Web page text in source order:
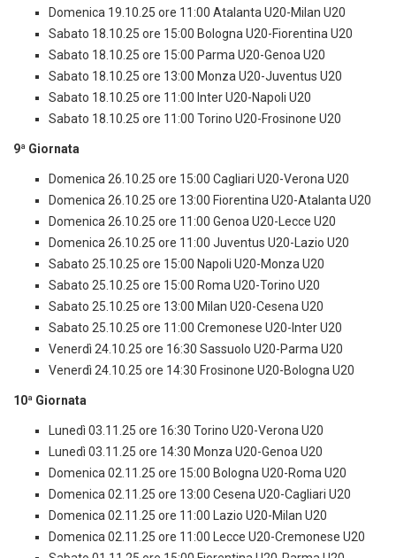
Domenica 19.10.25 ore 11:00 Atalanta U20-Milan U20
Sabato 18.10.25 ore 15:00 Bologna U20-Fiorentina U20
Sabato 18.10.25 ore 15:00 Parma U20-Genoa U20
Sabato 18.10.25 ore 13:00 Monza U20-Juventus U20
Sabato 18.10.25 ore 11:00 Inter U20-Napoli U20
Sabato 18.10.25 ore 11:00 Torino U20-Frosinone U20
9ª Giornata
Domenica 26.10.25 ore 15:00 Cagliari U20-Verona U20
Domenica 26.10.25 ore 13:00 Fiorentina U20-Atalanta U20
Domenica 26.10.25 ore 11:00 Genoa U20-Lecce U20
Domenica 26.10.25 ore 11:00 Juventus U20-Lazio U20
Sabato 25.10.25 ore 15:00 Napoli U20-Monza U20
Sabato 25.10.25 ore 15:00 Roma U20-Torino U20
Sabato 25.10.25 ore 13:00 Milan U20-Cesena U20
Sabato 25.10.25 ore 11:00 Cremonese U20-Inter U20
Venerdì 24.10.25 ore 16:30 Sassuolo U20-Parma U20
Venerdì 24.10.25 ore 14:30 Frosinone U20-Bologna U20
10ª Giornata
Lunedì 03.11.25 ore 16:30 Torino U20-Verona U20
Lunedì 03.11.25 ore 14:30 Monza U20-Genoa U20
Domenica 02.11.25 ore 15:00 Bologna U20-Roma U20
Domenica 02.11.25 ore 13:00 Cesena U20-Cagliari U20
Domenica 02.11.25 ore 11:00 Lazio U20-Milan U20
Domenica 02.11.25 ore 11:00 Lecce U20-Cremonese U20